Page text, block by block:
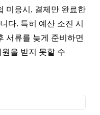
미응시, 결제만 완료한
다. 특히 예산 소진 시
서류를 늦게 준비하면
을 받지 못할 수